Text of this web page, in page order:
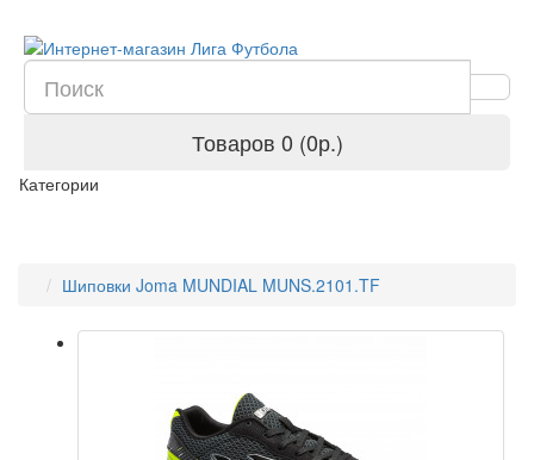
Товаров 0 (0р.)
Категории
Шиповки Joma MUNDIAL MUNS.2101.TF